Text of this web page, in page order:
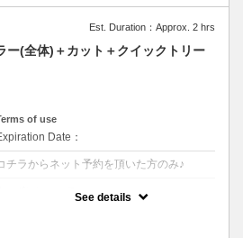
Est. Duration：Approx. 2 hrs
ー(全体)＋カット＋クイックトリー
of use
Date：
チラからネット予約を頂いた方のみ♪
See details